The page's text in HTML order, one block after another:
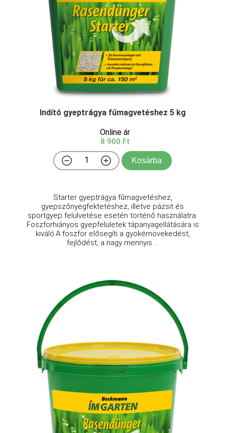
Indító gyeptrágya fűmagvetéshez 5 kg
Online ár
8 900 Ft
Kosárba
Starter gyeptrágya fűmagvetéshez,
gyepszőnyegfektetéshez, illetve pázsit és
sportgyep felülvetése esetén történő használatra.
Foszforhiányos gyepfelületek tápanyagellátására is
kiváló.A foszfor elősegíti a gyökérnövekedést,
fejlődést, a nagy mennyis ...